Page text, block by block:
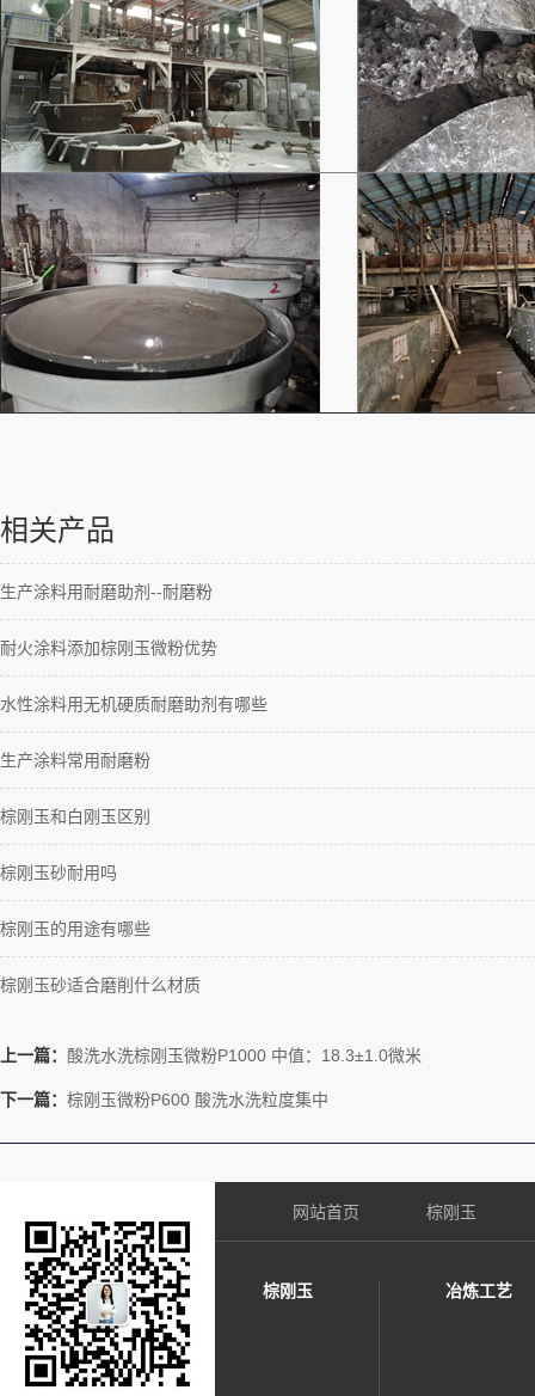
相关产品
生产涂料用耐磨助剂--耐磨粉
耐火涂料添加棕刚玉微粉优势
水性涂料用无机硬质耐磨助剂有哪些
生产涂料常用耐磨粉
棕刚玉和白刚玉区别
棕刚玉砂耐用吗
棕刚玉的用途有哪些
棕刚玉砂适合磨削什么材质
上一篇： 酸洗水洗棕刚玉微粉P1000 中值：18.3±1.0微米
下一篇： 棕刚玉微粉P600 酸洗水洗粒度集中
网站首页 棕刚玉
棕刚玉 冶炼工艺